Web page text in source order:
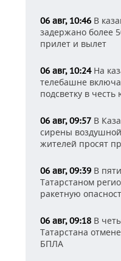
06 авг, 10:46 В
задержано более
прилет и вылет
06 авг, 10:24На
телебашне
подсветку в
06 авг, 09:57 В
сирены
жителей просят
06 авг, 09:39 В
Татарстаном
ракетную
06 авг, 09:18 В
Татарстана
БПЛА